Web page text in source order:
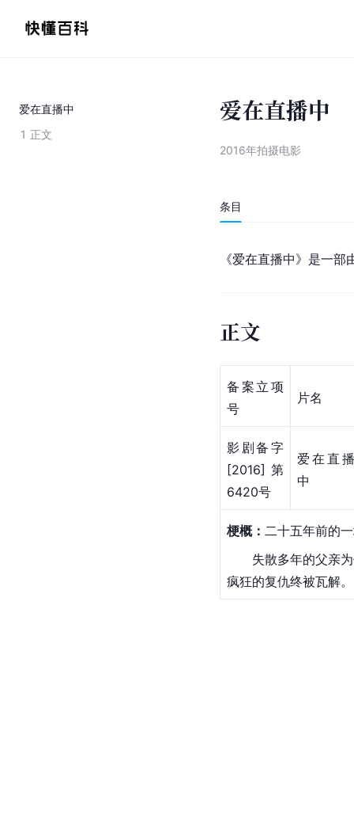
爱在直播中
1 正文
爱在直播中
2016年拍摄电影
条目
《爱在直播中》是一
正文
备案立项
号
片名
影剧备字
[2016]第
6420号
爱在直播
中
梗概： 二十五年前的
失散多年的父亲为
疯狂的复仇终被瓦解